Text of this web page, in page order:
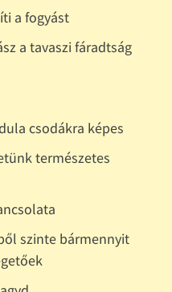
a fogyást
a tavaszi fáradtság
csodákra képes
természetes
szinte bármennyit